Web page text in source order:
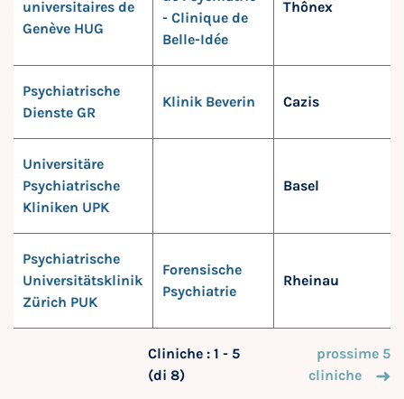
universitaires de
Genève HUG
- Clinique de
Belle-Idée
Thônex
Psychiatrische
Dienste GR
Klinik Beverin Cazis
Universitäre
Psychiatrische
Kliniken UPK
Basel
Psychiatrische
Universitätsklinik
Zürich PUK
Forensische
Psychiatrie
Rheinau
Cliniche : 1 - 5
(di 8)
prossime 5
cliniche